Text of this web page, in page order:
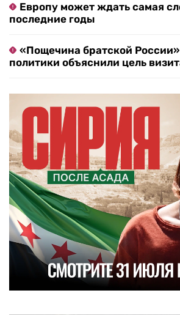
Европу может ждать самая
последние годы
«Пощечина братской
политики объяснили цель